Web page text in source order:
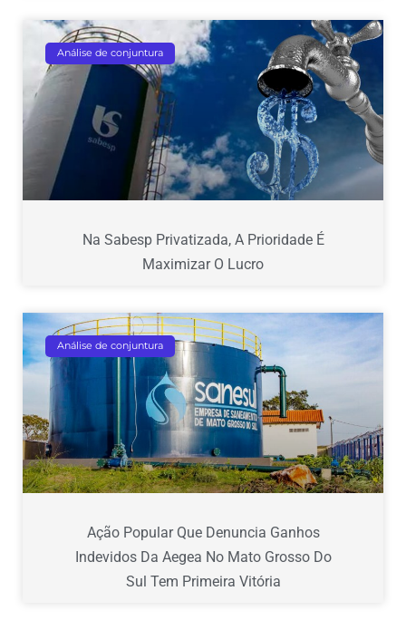
Análise de conjuntura
Na Sabesp Privatizada, A Prioridade É
Maximizar O Lucro
Análise de conjuntura
Ação Popular Que Denuncia Ganhos
Indevidos Da Aegea No Mato Grosso Do
Sul Tem Primeira Vitória